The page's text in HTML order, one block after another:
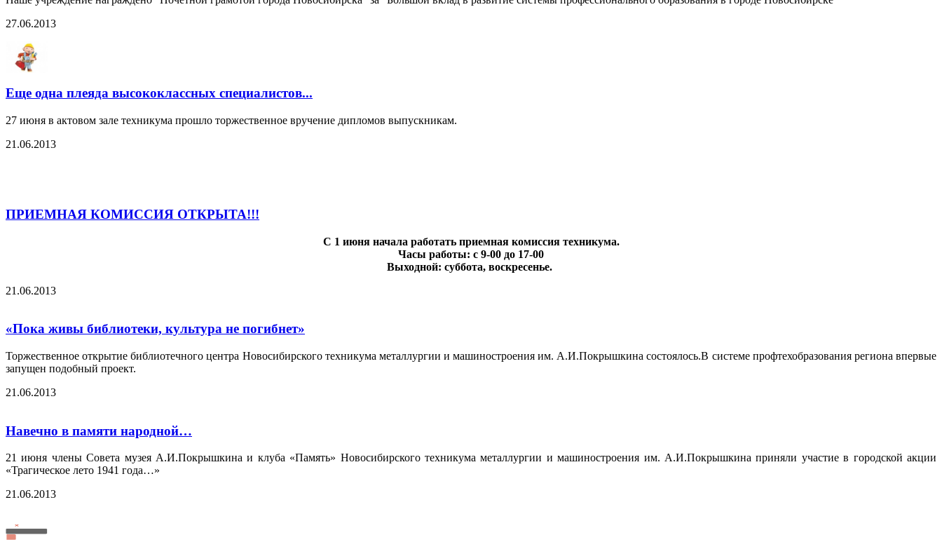
27.06.2013
Еще одна плеяда высококлассных специалистов...
27 июня в актовом зале техникума прошло торжественное вручение дипломов выпускникам.
21.06.2013
ПРИЕМНАЯ КОМИССИЯ ОТКРЫТА!!!
С 1 июня начала работать приемная комиссия техникума.
Часы работы: с 9-00 до 17-00
Выходной: суббота, воскресенье.
21.06.2013
«Пока живы библиотеки, культура не погибнет»
Торжественное открытие библиотечного центра Новосибирского техникума металлургии и машиностроения им. А.И.Покрышкина состоялось.В системе профтехобразования региона впервые
запущен подобный проект.
21.06.2013
Навечно в памяти народной…
21 июня члены Совета музея А.И.Покрышкина и клуба «Память» Новосибирского техникума металлургии и машиностроения им. А.И.Покрышкина приняли участие в городской акции
«Трагическое лето 1941 года…»
21.06.2013